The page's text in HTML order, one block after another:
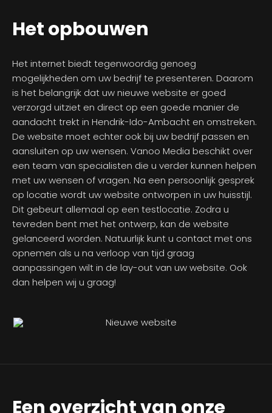
Het opbouwen
Het internet biedt tegenwoordig genoeg
mogelijkheden om uw bedrijf te presenteren. Daarom
is het belangrijk dat uw nieuwe website er goed
verzorgd uitziet en direct op een goede manier de
aandacht trekt in Hendrik-Ido-Ambacht en omstreken.
De website moet echter ook bij uw bedrijf passen en
aansluiten op uw wensen. Vanoo Media beschikt over
een team van specialisten die u verder kunnen helpen
met uw wensen of vragen. Na een persoonlijk gesprek
op locatie wordt uw website ontworpen in uw huisstijl.
Dit gebeurt allemaal op een testlocatie. Zodra u
tevreden bent met het ontwerp, kan de website
gelanceerd worden. Natuurlijk kunt u contact met ons
opnemen als u na verloop van tijd graag
aanpassingen wilt in de lay-out van uw website. Ook
dan helpen wij u graag!
Een overzicht van onze